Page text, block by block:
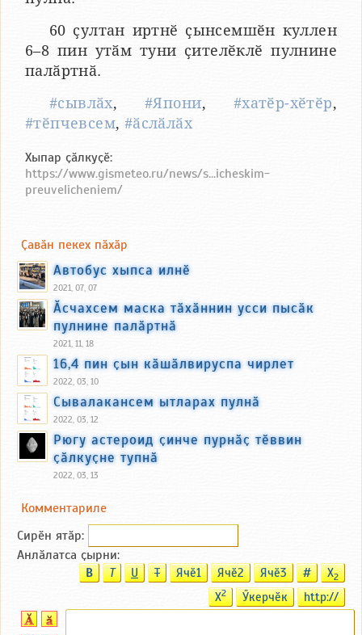
60 ҫултан иртнӗ ҫынсемшӗн куллен
6–8 пин утӑм туни ҫителӗклӗ пулнине
палӑртнӑ.
#сывлӑх,#Япони, #хатӗр-хӗтӗр,
#тӗпчевсем, #ӑслӑлӑх
Хыпар ҫӑлкуҫӗ:
https://www.gismeteo.ru/news/s...icheskim-
preuvelicheniem/
Ҫавӑн пекех пӑхӑр
Автобус хыпса илнӗ
2021, 07, 07
Ӑсчахсем маска тӑхӑннин усси пысӑк
пулнине палӑртнӑ
2021, 11, 18
16,4 пин ҫын кӑшӑлвируспа чирлет
2022, 03, 10
Сывалакансем ытларах пулнӑ
2022, 03, 12
Рюгу астероид ҫинче пурнӑҫ тӗввин
ҫӑлкуҫне тупнӑ
2022, 03, 13
Комментариле
Сирӗн ятӑp:
Анлӑлатса ҫырни:
B T U T Ячӗ1 Ячӗ2 Ячӗ3 # X2
X2 Ӳкерчӗк http://